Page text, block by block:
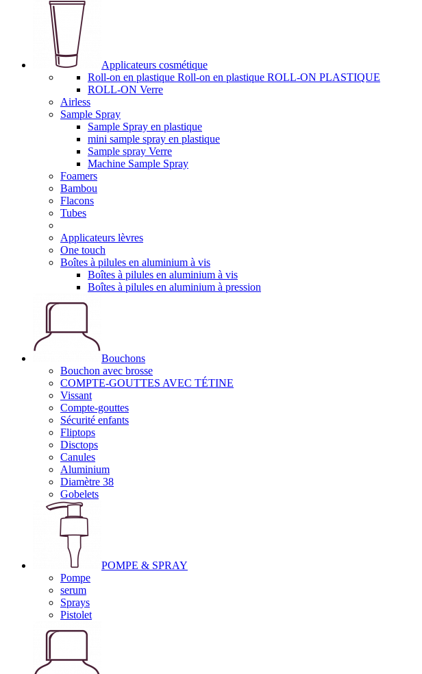
Applicateurs cosmétique
Roll-on en plastique Roll-on en plastique ROLL-ON PLASTIQUE
ROLL-ON Verre
Airless
Sample Spray
Sample Spray en plastique
mini sample spray en plastique
Sample spray Verre
Machine Sample Spray
Foamers
Bambou
Flacons
Tubes
Applicateurs lèvres
One touch
Boîtes à pilules en aluminium à vis
Boîtes à pilules en aluminium à vis
Boîtes à pilules en aluminium à pression
Bouchons
Bouchon avec brosse
COMPTE-GOUTTES AVEC TÉTINE
Vissant
Compte-gouttes
Sécurité enfants
Fliptops
Disctops
Canules
Aluminium
Diamètre 38
Gobelets
POMPE & SPRAY
Pompe
serum
Sprays
Pistolet